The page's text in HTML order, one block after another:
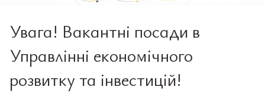
Увага! Вакантні посади в
Управлінні економічного
розвитку та інвестицій!